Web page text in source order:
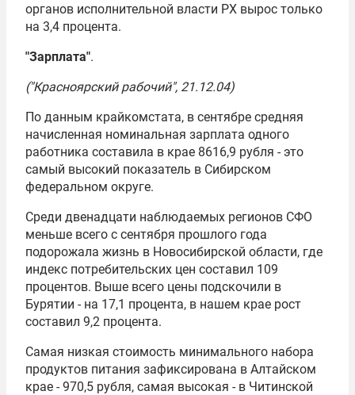
органов исполнительной власти РХ вырос только
на 3,4 процента.
"Зарплата".
("Красноярский рабочий", 21.12.04)
По данным крайкомстата, в сентябре средняя
начисленная номинальная зарплата одного
работника составила в крае 8616,9 рубля - это
самый высокий показатель в Сибирском
федеральном округе.
Среди двенадцати наблюдаемых регионов СФО
меньше всего с сентября прошлого года
подорожала жизнь в Новосибирской области, где
индекс потребительских цен составил 109
процентов. Выше всего цены подскочили в
Бурятии - на 17,1 процента, в нашем крае рост
составил 9,2 процента.
Самая низкая стоимость минимального набора
продуктов питания зафиксирована в Алтайском
крае - 970,5 рубля, самая высокая - в Читинской